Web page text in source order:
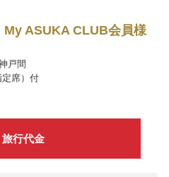
ASUKA CLUB会員様
戸間
席）付
旅行代金